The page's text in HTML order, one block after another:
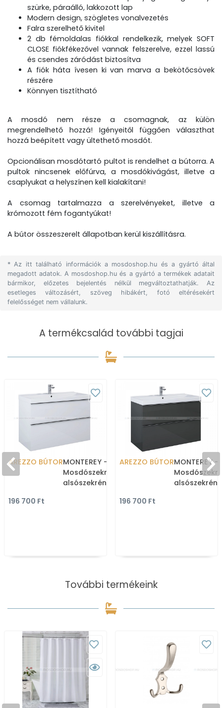
szürke, páraálló, lakkozott lap
Modern design, szögletes vonalvezetés
Falra szerelhető kivitel
2 db fémoldalas fiókkal rendelkezik, melyek SOFT
CLOSE fiókfékezővel vannak felszerelve, ezzel lassú
és csendes záródást biztosítva
A fiók háta ívesen ki van marva a bekötőcsövek
részére
Könnyen tisztítható
A mosdó nem része a csomagnak, az külön
megrendelhető hozzá! Igényeitől függően választhat
hozzá beépített vagy ültethető mosdót.
Opcionálisan mosdótartó pultot is rendelhet a bútorra. A
pultok nincsenek előfúrva, a mosdókivágást, illetve a
csaplyukat a helyszínen kell kialakítani!
A csomag tartalmazza a szerelvényeket, illetve a
krómozott fém fogantyúkat!
A bútor összeszerelt állapotban kerül kiszállításra.
* Az itt található információk a mosdoshop.hu és a gyártó által
megadott adatok. A mosdoshop.hu és a gyártó a termékek adatait
bármikor, előzetes bejelentés nélkül megváltoztathatják. Az
esetleges változásért, szöveg hibákért, fotó eltérésekért
felelősséget nem vállalunk.
A termékcsalád további tagjai
AREZZO BÚTORMONTEREY -
Mosdószekrény,
alsószekrény 2 fiókkal -
magasfényű fehér
196 700 Ft
AREZZO BÚTORMONTEREY -
196 700 Ft
További termékeink